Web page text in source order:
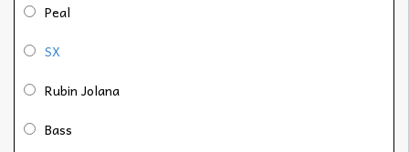
Peal
SX
Rubin Jolana
Bass